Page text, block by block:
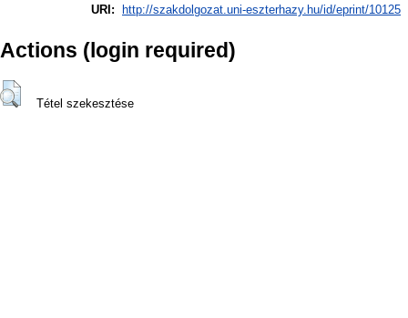
URI:
http://szakdolgozat.uni-eszterhazy.hu/id/eprint/10125
Actions (login required)
Tétel szekesztése